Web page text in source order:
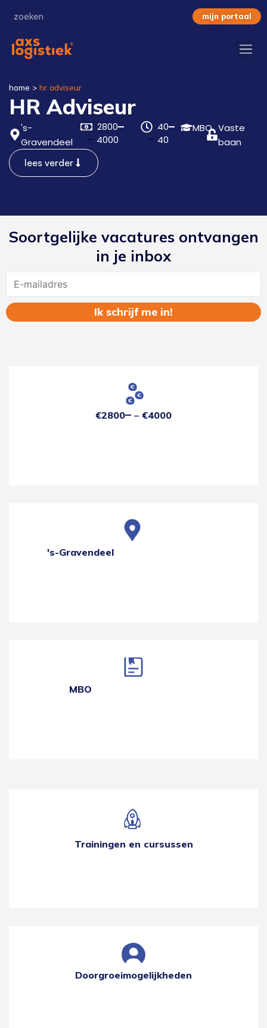
mijn portaal
home > hr adviseur
HR Adviseur
's-
Gravendeel
2800
4000
40
40
MBO Vaste
baan
lees verder
Soortgelijke vacatures ontvangen
in je inbox
€2800 €4000
's-Gravendeel
MBO
Trainingen en cursussen
Doorgroeimogelijkheden